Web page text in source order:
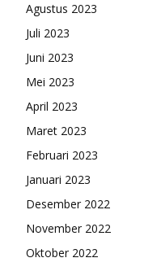
Agustus 2023
Juli 2023
Juni 2023
Mei 2023
April 2023
Maret 2023
Februari 2023
Januari 2023
Desember 2022
November 2022
Oktober 2022